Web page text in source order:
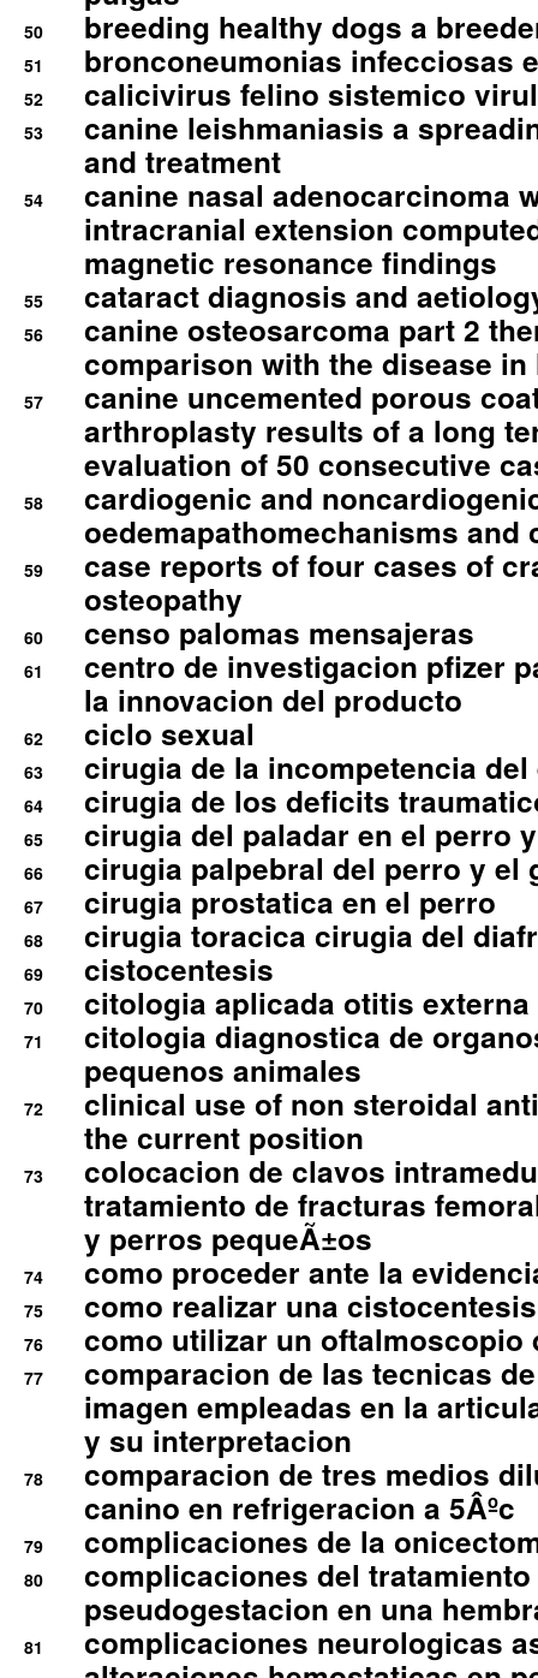
50 breeding healthy dogs a
51 bronconeumonias infecciosas
52 calicivirus felino sistemico
53
canine leishmaniasis a
and treatment
54
canine nasal adenocarcinoma
intracranial extension
magnetic resonance findings
55 cataract diagnosis and
56
canine osteosarcoma part 2
comparison with the disease in
57
canine uncemented porous
arthroplasty results of a long
evaluation of 50 consecutive
58
cardiogenic and
oedemapathomechanisms and
59
case reports of four cases of
osteopathy
60 censo palomas mensajeras
61
centro de investigacion pfizer
la innovacion del producto
62 ciclo sexual
63 cirugia de la incompetencia
64 cirugia de los deficits
65 cirugia del paladar en el perro
66 cirugia palpebral del perro y el
67 cirugia prostatica en el perro
68 cirugia toracica cirugia del
69 cistocentesis
70 citologia aplicada otitis externa
71
citologia diagnostica de
pequenos animales
72
clinical use of non steroidal
the current position
73
colocacion de clavos
tratamiento de fracturas
y perros pequeÃ±os
74 como proceder ante la
75 como realizar una
76 como utilizar un oftalmoscopio
77
comparacion de las tecnicas
imagen empleadas en la
y su interpretacion
78
comparacion de tres medios
canino en refrigeracion a 5Âºc
79 complicaciones de la
80
complicaciones del
pseudogestacion en una
81
complicaciones neurologicas